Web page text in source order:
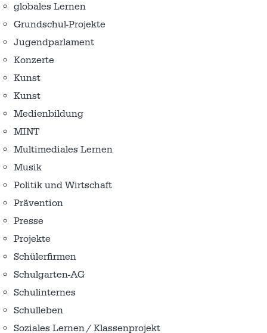
globales Lernen
Grundschul-Projekte
Jugendparlament
Konzerte
Kunst
Kunst
Medienbildung
MINT
Multimediales Lernen
Musik
Politik und Wirtschaft
Prävention
Presse
Projekte
Schülerfirmen
Schulgarten-AG
Schulinternes
Schulleben
Soziales Lernen / Klassenprojekt